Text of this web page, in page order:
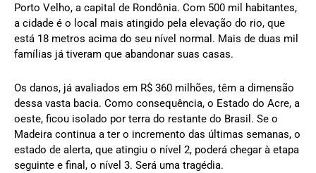
Porto Velho, a capital de Rondônia. Com 500 mil habitantes,
a cidade é o local mais atingido pela elevação do rio, que
está 18 metros acima do seu nível normal. Mais de duas mil
famílias já tiveram que abandonar suas casas.
Os danos, já avaliados em R$ 360 milhões, têm a dimensão
dessa vasta bacia. Como consequência, o Estado do Acre, a
oeste, ficou isolado por terra do restante do Brasil. Se o
Madeira continua a ter o incremento das últimas semanas, o
estado de alerta, que atingiu o nível 2, poderá chegar à etapa
seguinte e final, o nível 3. Será uma tragédia.